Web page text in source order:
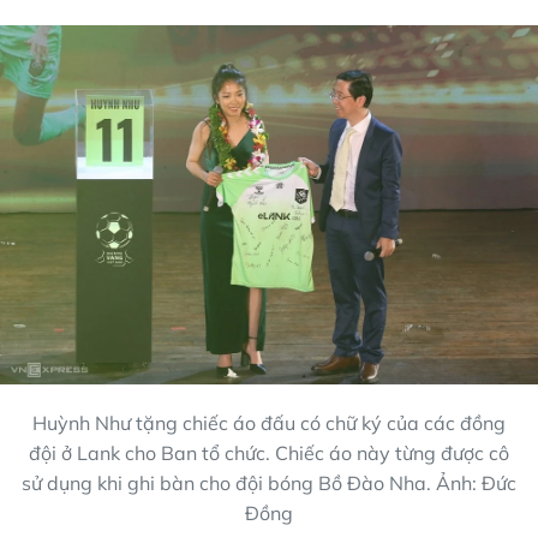
Huỳnh Như tặng chiếc áo đấu có chữ ký của các đồng
đội ở Lank cho Ban tổ chức. Chiếc áo này từng được cô
sử dụng khi ghi bàn cho đội bóng Bồ Đào Nha. Ảnh: Đức
Đồng